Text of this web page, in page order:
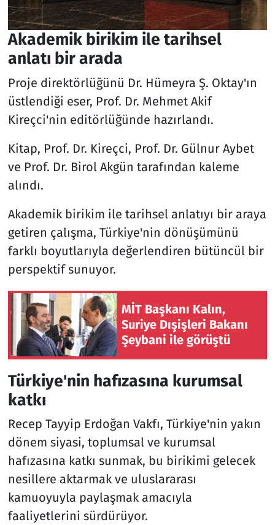
Akademik birikim ile tarihsel
anlatı bir arada
Proje direktörlüğünü Dr. Hümeyra Ş. Oktay'ın
üstlendiği eser, Prof. Dr. Mehmet Akif
Kireçci'nin editörlüğünde hazırlandı.
Kitap, Prof. Dr. Kireçci, Prof. Dr. Gülnur Aybet
ve Prof. Dr. Birol Akgün tarafından kaleme
alındı.
Akademik birikim ile tarihsel anlatıyı bir araya
getiren çalışma, Türkiye'nin dönüşümünü
farklı boyutlarıyla değerlendiren bütüncül bir
perspektif sunuyor.
MİT Başkanı Kalın,
Suriye Dışişleri Bakanı
Şeybani ile görüştü
Türkiye'nin hafızasına kurumsal
katkı
Recep Tayyip Erdoğan Vakfı, Türkiye'nin yakın
dönem siyasi, toplumsal ve kurumsal
hafızasına katkı sunmak, bu birikimi gelecek
nesillere aktarmak ve uluslararası
kamuoyuyla paylaşmak amacıyla
faaliyetlerini sürdürüyor.